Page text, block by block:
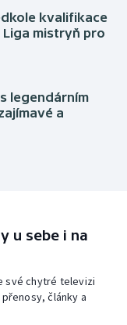
kvalifikace
Liga mistryň pro
legendárním
a
u sebe i na
své chytré televizi
články a